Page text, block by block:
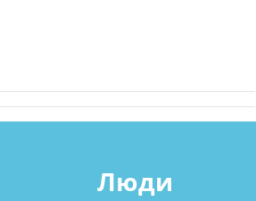
Люди